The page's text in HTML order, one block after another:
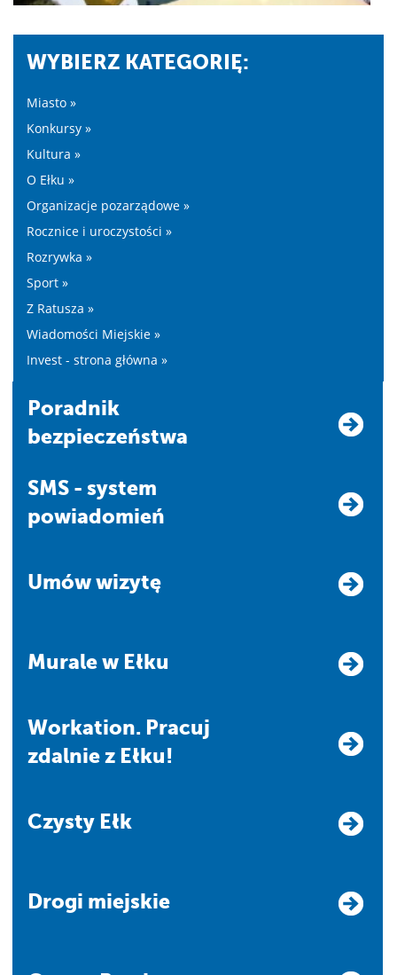
WYBIERZ KATEGORIĘ:
Miasto »
Konkursy »
Kultura »
O Ełku »
Organizacje pozarządowe »
Rocznice i uroczystości »
Rozrywka »
Sport »
Z Ratusza »
Wiadomości Miejskie »
Invest - strona główna »
Poradnik
bezpieczeństwa
SMS - system
powiadomień
Umów wizytę
Murale w Ełku
Workation. Pracuj
zdalnie z Ełku!
Czysty Ełk
Drogi miejskie